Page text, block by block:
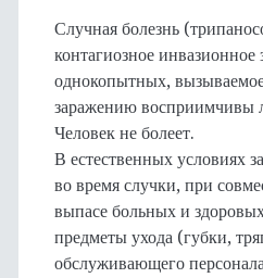
Случная болезнь
контагиозное инвазионное
однокопытных,
заражению восприимчивы
Человек не болеет.
В естественных условиях
во время случки, при
выпасе больных и
предметы ухода (губки,
обслуживающего